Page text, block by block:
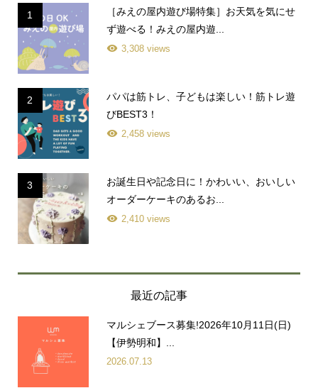
1
［みえの屋内遊び場特集］お天気を気にせ
ず遊べる！みえの屋内遊...
3,308 views
2
パパは筋トレ、子どもは楽しい！筋トレ遊
びBEST3！
2,458 views
3
お誕生日や記念日に！かわいい、おいしい
オーダーケーキのあるお...
2,410 views
最近の記事
マルシェブース募集!2026年10月11日(日)
【伊勢明和】...
2026.07.13